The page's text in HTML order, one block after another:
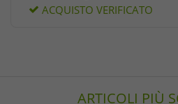
ACQUISTO VERIFICATO
ARTICOLI PIÙ